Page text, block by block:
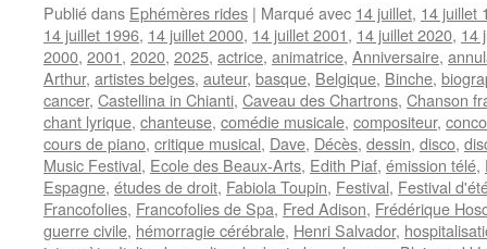
Publié dans Ephémères rides | Marqué avec 14 juillet, 14 juillet
14 juillet 1996, 14 juillet 2000, 14 juillet 2001, 14 juillet 2020, 14
2000, 2001, 2020, 2025, actrice, animatrice, Anniversaire,
Arthur, artistes belges, auteur, basque, Belgique, Binche,
cancer, Castellina in Chianti, Caveau des Chartrons, Chanson
chant lyrique, chanteuse, comédie musicale, compositeur,
cours de piano, critique musical, Dave, Décès, dessin, disco,
Music Festival, Ecole des Beaux-Arts, Edith Piaf, émission télé,
Espagne, études de droit, Fabiola Toupin, Festival, Festival
Francofolies, Francofolies de Spa, Fred Adison, Frédérique
guerre civile, hémorragie cérébrale, Henri Salvador,